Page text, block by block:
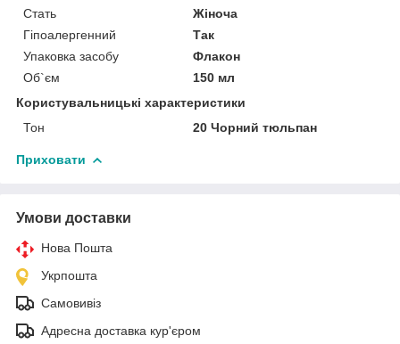
Стать
Жіноча
Гіпоалергенний
Так
Упаковка засобу
Флакон
Об`єм
150 мл
Користувальницькі характеристики
Тон
20 Чорний тюльпан
Приховати
Умови доставки
Нова Пошта
Укрпошта
Самовивіз
Адресна доставка кур'єром